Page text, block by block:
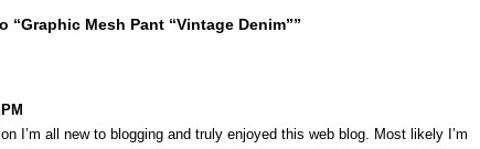
“Graphic Mesh Pant “Vintage Denim””
I’m all new to blogging and truly enjoyed this web blog. Most likely I’m